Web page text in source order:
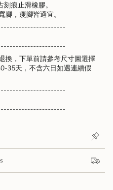
痕止滑橡膠。
，瘦腳皆適宜。
換，下單前請參考尺寸圖選擇
35天，不含六日如遇連續假